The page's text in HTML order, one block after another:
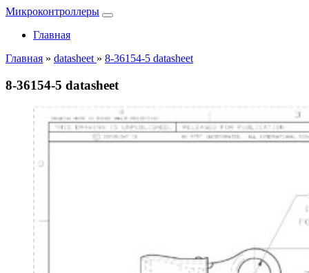
Микроконтроллеры
Главная
Главная » datasheet » 8-36154-5 datasheet
8-36154-5 datasheet